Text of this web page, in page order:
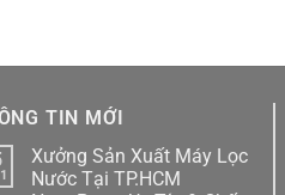
TIN MỚI
Xưởng Sản Xuất Máy Lọc
Nước Tại TP.HCM